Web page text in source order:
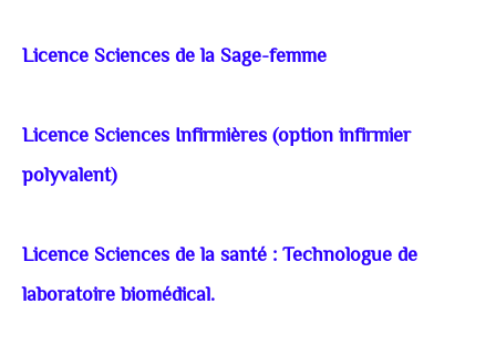
Licence Sciences de la Sage-femme
Licence Sciences Infirmières (option infirmier
polyvalent)
Licence Sciences de la santé : Technologue de
laboratoire biomédical.